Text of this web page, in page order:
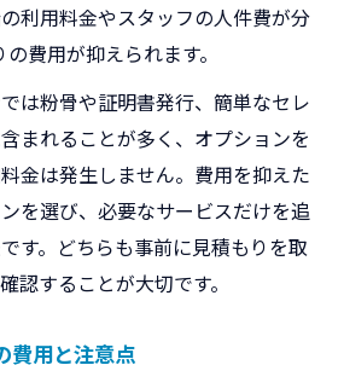
利用料金やスタッフの人件費が分
費用が抑えられます。
は粉骨や証明書発行、簡単なセレ
まれることが多く、オプションを
金は発生しません。費用を抑えた
を選び、必要なサービスだけを追
す。どちらも事前に見積もりを取
認することが大切です。
費用と注意点